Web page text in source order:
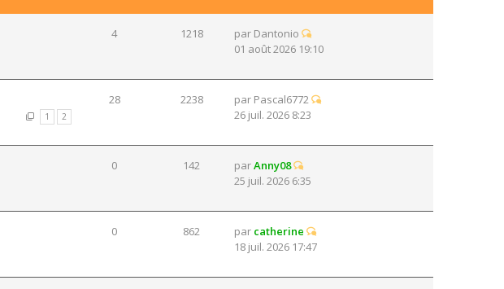
4 1218 par Dantonio
01 août 2026 19:10
1 2
28 2238 par Pascal6772
26 juil. 2026 8:23
0 142 parAnny08
25 juil. 2026 6:35
0 862 par catherine
18 juil. 2026 17:47